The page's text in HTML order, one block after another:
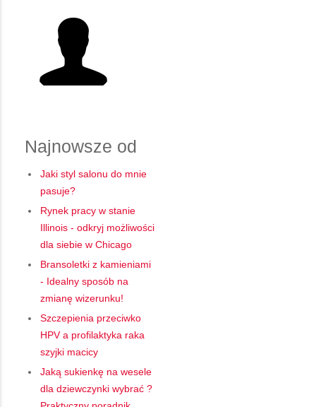
Najnowsze od
Jaki styl salonu do mnie
pasuje?
Rynek pracy w stanie
Illinois - odkryj możliwości
dla siebie w Chicago
Bransoletki z kamieniami
- Idealny sposób na
zmianę wizerunku!
Szczepienia przeciwko
HPV a profilaktyka raka
szyjki macicy
Jaką sukienkę na wesele
dla dziewczynki wybrać ?